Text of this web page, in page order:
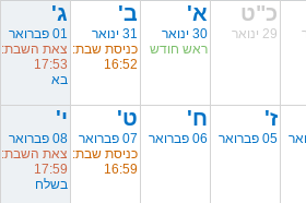
כ"ט
29 ינואר
א'
30 ינואר
ראש חודש
ב'
31 ינואר
כניסת שבת:
16:52
ג'
01 פברואר
צאת השבת:
17:53
בא
ז'
05 פברואר
ח'
06 פברואר
ט'
07 פברואר
כניסת שבת:
16:59
י'
08 פברואר
צאת השבת:
17:59
בשלח